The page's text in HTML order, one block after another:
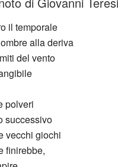
il temporale
alla deriva
del vento
polveri
successivo
vecchi giochi
finirebbe,